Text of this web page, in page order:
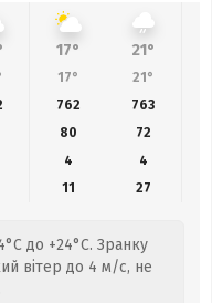
17° 21°
17° 21°
762 763
80 72
4
4
11 27
до +24°C. Зранку
вітер до 4 м/с, не